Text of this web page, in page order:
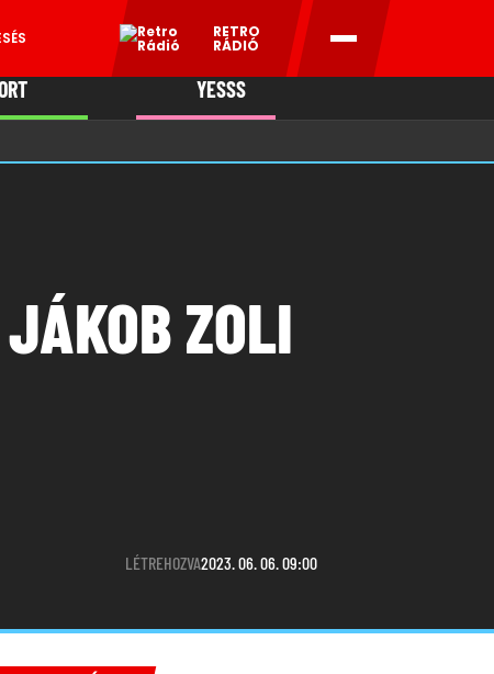
RETRO
RÁDIÓ
YESSS
ZOLI
LÉTREHOZVA2023. 06. 06. 09:00